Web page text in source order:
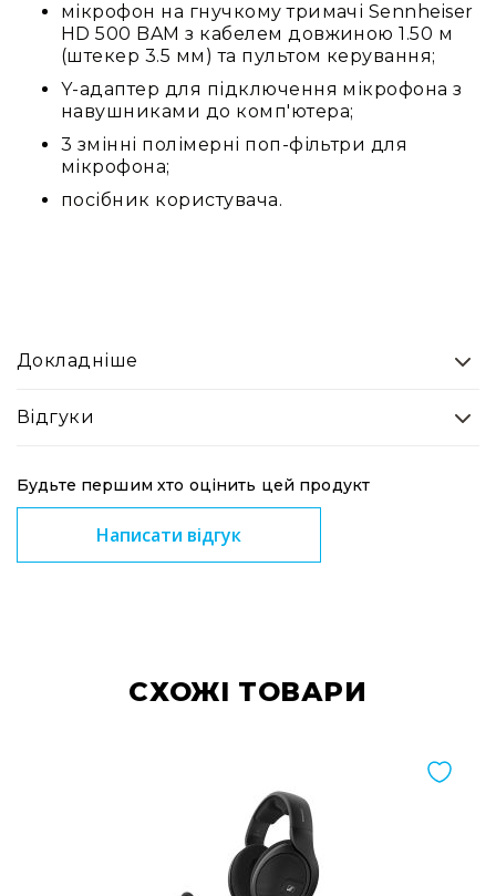
Накамерні
Аксесуари
компоненти
ресівери/
Програвачі
вінілу
та
комплектуючі
Світло
Динамічне
LED
мультиспектральні
Прилади
газоразрядною
лампою
мікрофон на гнучкому тримачі Sennheiser
HD 500 BAM з кабелем довжиною 1.50 м
(штекер 3.5 мм) та пультом керування;
Y-адаптер для підключення мікрофона з
навушниками до комп'ютера;
3 змінні полімерні поп-фільтри для
мікрофона;
посібник користувача.
Докладніше
Відгуки
Будьте першим хто оцінить цей продукт
Написати відгук
CХОЖІ ТОВАРИ